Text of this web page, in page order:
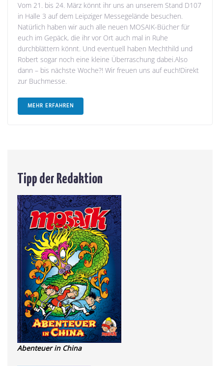
Vom 21. bis 24. März könnt ihr uns an unserem Stand D107
in Halle 3 auf dem Leipziger Messegelände besuchen.
Natürlich haben wir auch alle neuen MOSAIK-Bücher für
euch im Gepäck, die ihr vor Ort auch mal in Ruhe
durchblättern könnt. Und eventuell haben Mechthild und
Robert sogar noch eine kleine Überraschung dabei.Also
dann – bis nächste Woche?! Wir freuen uns auf euch!Direkt
zur Buchmesse.
MEHR ERFAHREN
Tipp der Redaktion
Abenteuer in China